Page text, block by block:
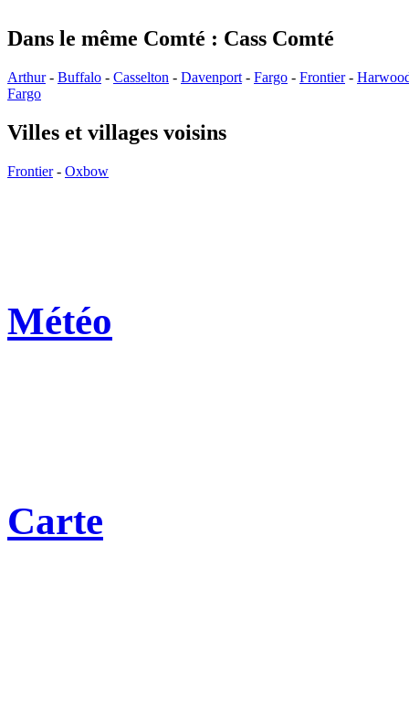
Dans le même Comté : Cass Comté
Arthur- Buffalo - Casselton - Davenport - Fargo - Frontier-
Fargo
Villes et villages voisins
Frontier- Oxbow
Météo
Carte